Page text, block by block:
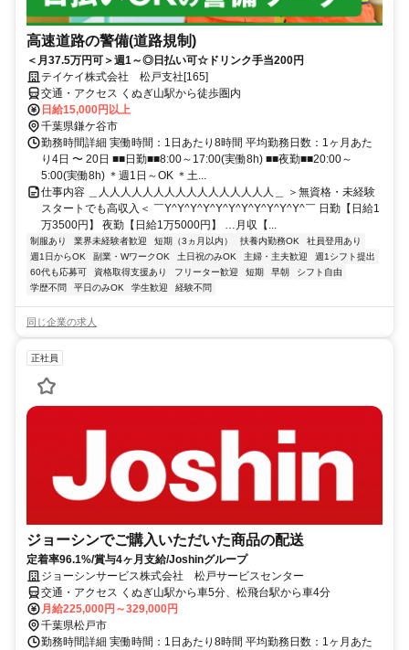
高速道路の警備(道路規制)
＜月37.5万円可＞週1～◎日払い可☆ドリンク手当200円
テイケイ株式会社 松戸支社[165]
交通・アクセス くぬぎ山駅から徒歩圏内
日給15,000円以上
千葉県鎌ケ谷市
勤務時間詳細 実働時間：1日あたり8時間 平均勤務日数：1ヶ月あた
り4日 〜 20日 ■■日勤■■8:00～17:00(実働8h) ■■夜勤■■20:00～
5:00(実働8h) ＊週1日～OK ＊土...
仕事内容 ＿人人人人人人人人人人人人人人人人＿ ＞無資格・未経験
スタートでも高収入＜ ￣Y^Y^Y^Y^Y^Y^Y^Y^Y^Y^Y^￣ 日勤【日給1
万3500円】 夜勤【日給1万5000円】 …月収【...
制服あり 業界未経験者歓迎 短期（3ヵ月以内） 扶養内勤務OK
社員登用あり
週1日からOK
副業・WワークOK 土日祝のみOK 主婦・主夫歓迎
週1シフト提出
60代も応募可
資格取得支援あり フリーター歓迎 短期 早朝
シフト自由
学歴不問
平日のみOK 学生歓迎 経験不問
同じ企業の求人
正社員
ジョーシンでご購入いただいた商品の配送
定着率96.1%/賞与4ヶ月支給/Joshinグループ
ジョーシンサービス株式会社 松戸サービスセンター
交通・アクセス くぬぎ山駅から車5分、松飛台駅から車4分
月給225,000円～329,000円
千葉県松戸市
勤務時間詳細 実働時間：1日あたり8時間 平均勤務日数：1ヶ月あた